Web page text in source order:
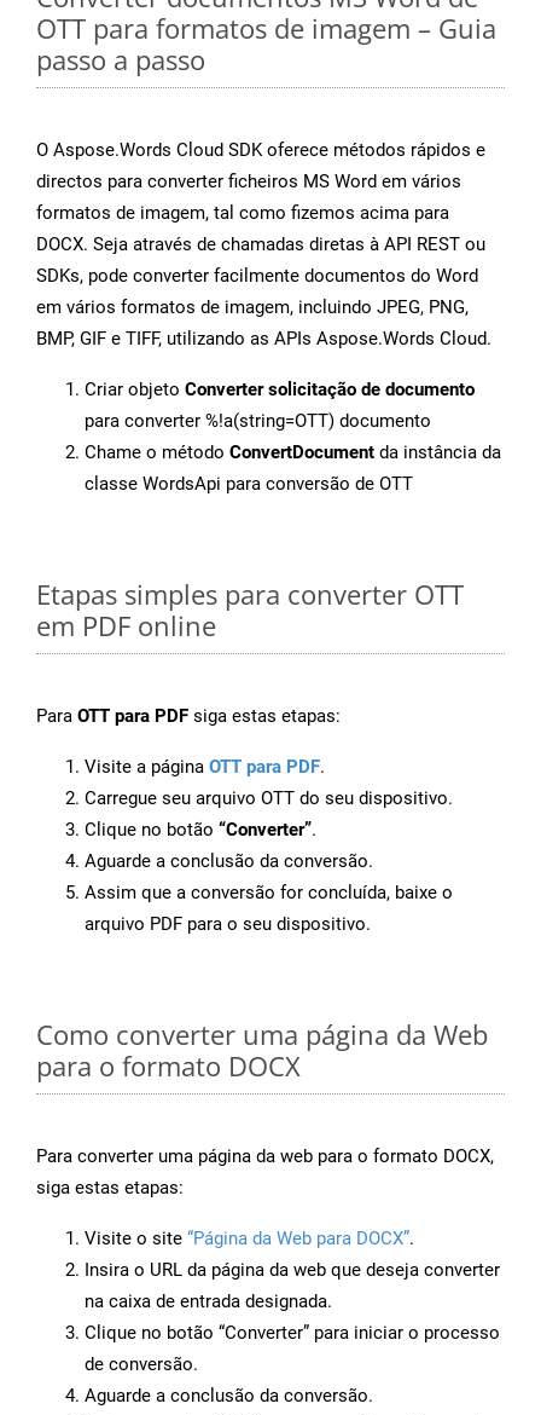
OTT para formatos de imagem – Guia
passo a passo
O Aspose.Words Cloud SDK oferece métodos rápidos e
directos para converter ficheiros MS Word em vários
formatos de imagem, tal como fizemos acima para
DOCX. Seja através de chamadas diretas à API REST ou
SDKs, pode converter facilmente documentos do Word
em vários formatos de imagem, incluindo JPEG, PNG,
BMP, GIF e TIFF, utilizando as APIs Aspose.Words Cloud.
Criar objeto Converter solicitação de documento
para converter %!a(string=OTT) documento
Chame o método ConvertDocument da instância da
classe WordsApi para conversão de OTT
Etapas simples para converter OTT
em PDF online
Para OTT para PDF siga estas etapas:
Visite a página OTT para PDF.
Carregue seu arquivo OTT do seu dispositivo.
Clique no botão “Converter”.
Aguarde a conclusão da conversão.
Assim que a conversão for concluída, baixe o
arquivo PDF para o seu dispositivo.
Como converter uma página da Web
para o formato DOCX
Para converter uma página da web para o formato DOCX,
siga estas etapas:
Visite o site “Página da Web para DOCX”.
Insira o URL da página da web que deseja converter
na caixa de entrada designada.
Clique no botão “Converter” para iniciar o processo
de conversão.
Aguarde a conclusão da conversão.